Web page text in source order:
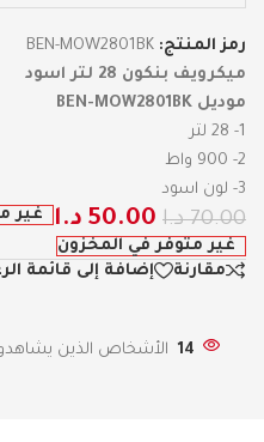
رمز المنتج: BEN-MOW2801BK
ميكرويف بنكون 28 لتر اسود
موديل BEN-MOW2801BK
1- 28 لتر
2- 900 واط
3- لون اسود
70.00 د.ا 50.00 د.ا
غير
غير متوفر في المخزون
مقارنة
إضافة إلى قائمة
14 الأشخاص الذين